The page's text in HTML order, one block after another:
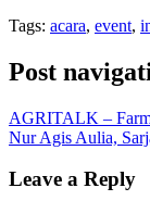
Tags: acara, event,
Post
AGRITALK –
Nur Agis Aulia,
Leave a Reply